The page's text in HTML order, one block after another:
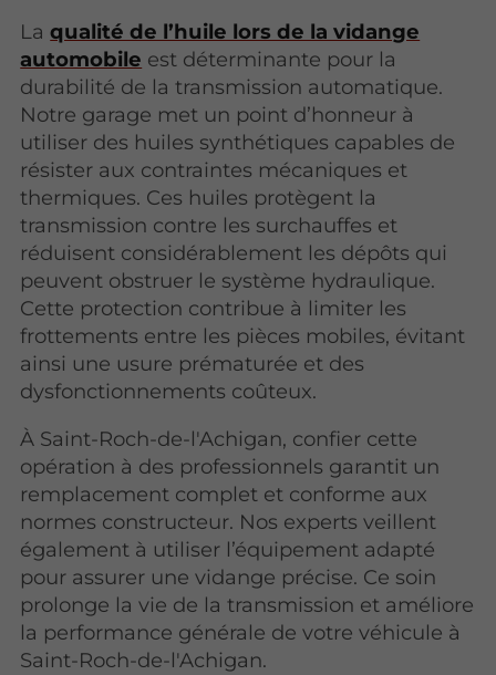
Laqualité de l’huile lors de la vidange
automobile est déterminante pour la
durabilité de la transmission automatique.
Notre garage met un point d’honneur à
utiliser des huiles synthétiques capables de
résister aux contraintes mécaniques et
thermiques. Ces huiles protègent la
transmission contre les surchauffes et
réduisent considérablement les dépôts qui
peuvent obstruer le système hydraulique.
Cette protection contribue à limiter les
frottements entre les pièces mobiles, évitant
ainsi une usure prématurée et des
dysfonctionnements coûteux.
À Saint-Roch-de-l'Achigan, confier cette
opération à des professionnels garantit un
remplacement complet et conforme aux
normes constructeur. Nos experts veillent
également à utiliser l’équipement adapté
pour assurer une vidange précise. Ce soin
prolonge la vie de la transmission et améliore
la performance générale de votre véhicule à
Saint-Roch-de-l'Achigan.